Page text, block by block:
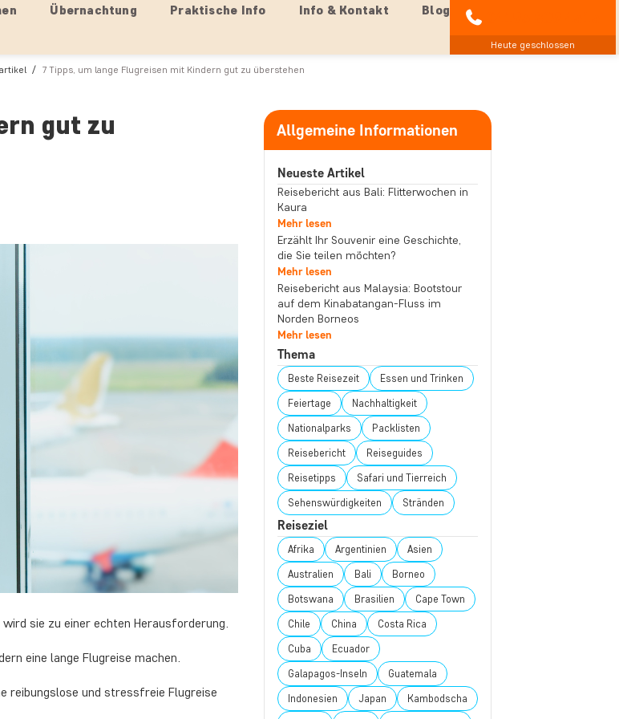
Übernachtung Praktische Info Info & Kontakt Blog
Heute geschlossen
7 Tipps, um lange Flugreisen mit Kindern gut zu überstehen
gut zu
sie zu einer echten Herausforderung.
eine lange Flugreise machen.
reibungslose und stressfreie Flugreise
Allgemeine Informationen
Neueste Artikel
Reisebericht aus Bali: Flitterwochen in
Kaura
Mehr lesen
Erzählt Ihr Souvenir eine Geschichte,
die Sie teilen möchten?
Mehr lesen
Reisebericht aus Malaysia: Bootstour
auf dem Kinabatangan-Fluss im
Norden Borneos
Mehr lesen
Thema
Beste Reisezeit Essen und Trinken
Feiertage Nachhaltigkeit
Nationalparks Packlisten
Reisebericht Reiseguides
Reisetipps Safari und Tierreich
Sehenswürdigkeiten Stränden
Reiseziel
Afrika Argentinien Asien
Australien Bali Borneo
Botswana Brasilien Cape Town
Chile China Costa Rica
Cuba Ecuador
Galapagos-Inseln Guatemala
Indonesien Japan Kambodscha